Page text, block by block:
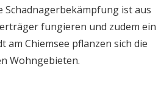
Schadnagerbekämpfung ist aus
fungieren und zudem ein
Chiemsee pflanzen sich die
Wohngebieten.